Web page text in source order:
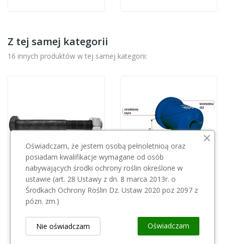
Z tej samej kategorii
16 innych produktów w tej samej kategorii:
Śruba + nakrętka do bijaków RM-6 18063-16101
25,01 zł
Rozpylacz Albuz ESI
Oświadczam, że jestem osobą pełnoletnioą oraz
posiadam kwalifikacje wymagane od osób
nabywających środki ochrony roślin określone w
ustawie (art. 28 Ustawy z dn. 8 marca 2013r. o
Środkach Ochrony Roślin Dz. Ustaw 2020 poz 2097 z
pózn. zm.)
Oświadczam
Nie oświadczam